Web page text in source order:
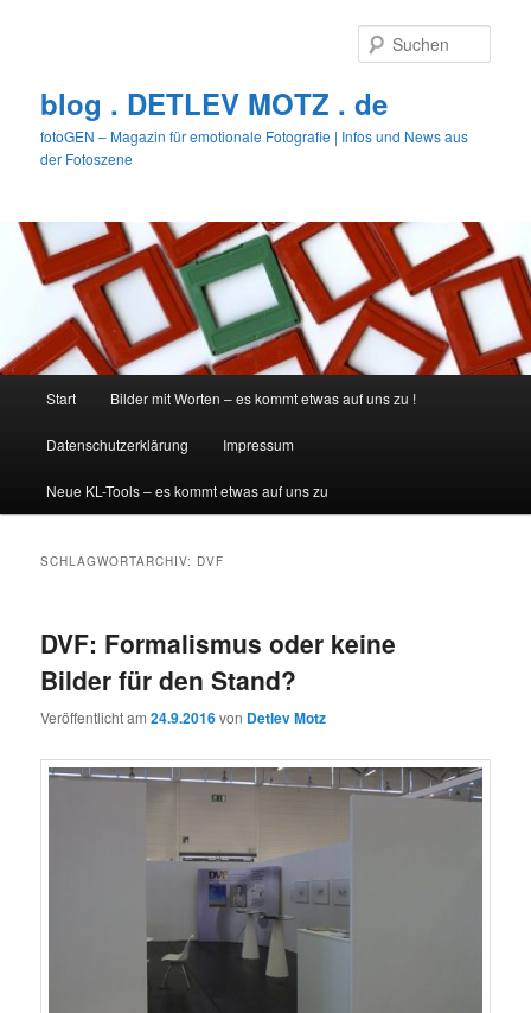
blog . DETLEV MOTZ . de
fotoGEN – Magazin für emotionale Fotografie | Infos und News aus
der Fotoszene
Start Bilder mit Worten – es kommt etwas auf uns zu !
Datenschutzerklärung Impressum
Neue KL-Tools – es kommt etwas auf uns zu
SCHLAGWORTARCHIV: DVF
DVF: Formalismus oder keine
Bilder für den Stand?
Veröffentlicht am24.9.2016von Detlev Motz